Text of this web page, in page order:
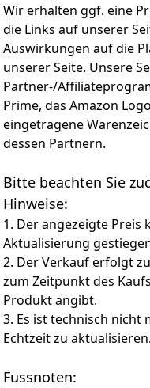
AI 4K Upscaler: Mit
können Sie all Ihre
Qualität
werden nicht nur
Heimvideos,
Fernsehsendungen,
in atemberaubender
Pixel wird auf die
angehoben.
Funktionen wie
Compensation) und
integriert in ein
Smooth Motion-
Game Mode PLUS:
Game Mode PLUS
Kontrollzentrum.
Lag und eliminieren
das flüssige
Fernseher!
Wir erhalten ggf. eine
die Links auf unserer
Auswirkungen auf die
unserer Seite. Unsere
Partner-/
Prime, das Amazon
eingetragene
dessen Partnern.
Bitte beachten Sie
Hinweise:
1. Der angezeigte Preis
Aktualisierung
2. Der Verkauf erfolgt
zum Zeitpunkt des
Produkt angibt.
3. Es ist technisch nicht
Echtzeit zu aktualisieren.
Fussnoten: